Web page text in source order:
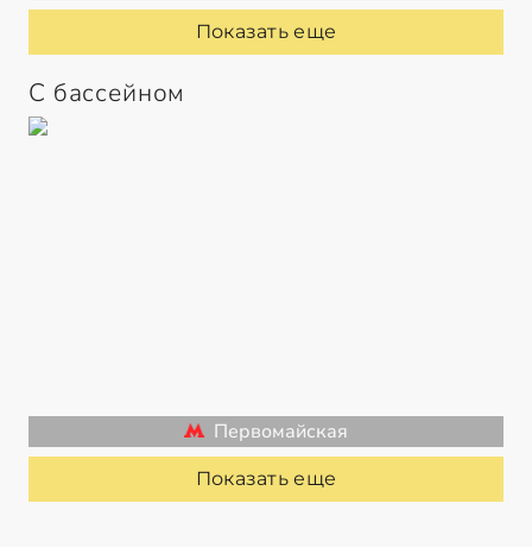
Показать еще
С бассейном
Первомайская
Показать еще